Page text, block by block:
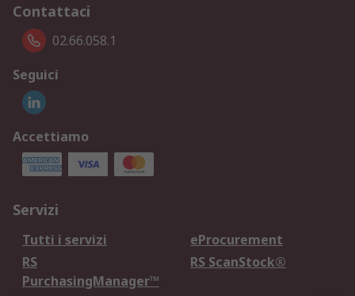
Contattaci
02.66.058.1
Seguici
Accettiamo
Servizi
Tutti i servizi
eProcurement
RS
PurchasingManager™
RS ScanStock®